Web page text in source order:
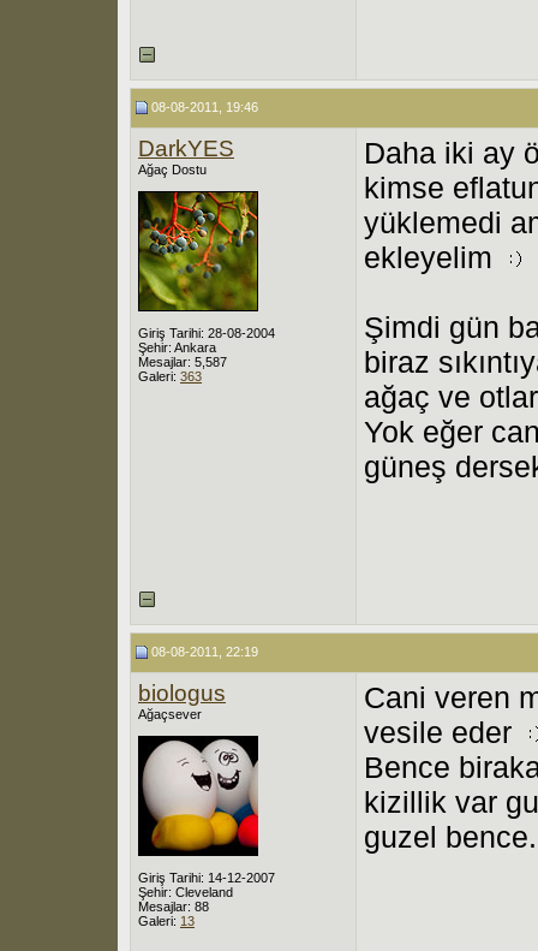
08-08-2011, 19:46
DarkYES
Ağaç Dostu
Giriş Tarihi: 28-08-2004
Şehir: Ankara
Mesajlar: 5,587
Galeri: 363
Daha iki ay
kimse
yüklemedi
ekleyelim
Şimdi gün
biraz
ağaç ve
Yok eğer
güneş
08-08-2011, 22:19
biologus
Ağaçsever
Giriş Tarihi: 14-12-2007
Şehir: Cleveland
Mesajlar: 88
Galeri: 13
Cani veren
vesile eder
Bence
kizillik var
guzel bence.